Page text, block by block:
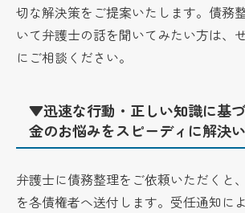
切な解決策をご提案いたします。債務
いて弁護士の話を聞いてみたい方は、
にご相談ください。
▼迅速な行動・正しい知識に基
金のお悩みをスピーディに解決
弁護士に債務整理をご依頼いただくと
を各債権者へ送付します。受任通知に